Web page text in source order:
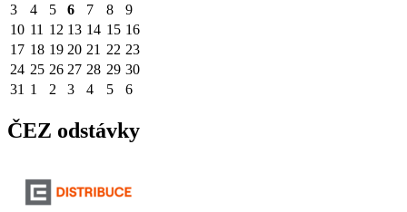
3
4 5 6 7 8
9
10 11 12 13 14 15 16
17 18 19 20 21 22 23
24 25 26 27 28 29 30
31 1 2 3 4 5 6
ČEZ odstávky